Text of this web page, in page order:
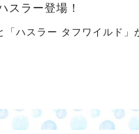
スラー登場！
「ハスラー タフワイルド